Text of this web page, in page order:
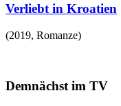
Verliebt in Kroatien
(2019, Romanze)
Demnächst im TV